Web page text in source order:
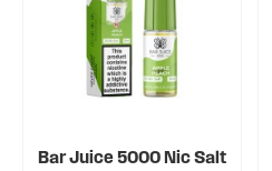
Bar Juice 5000 Nic Salt